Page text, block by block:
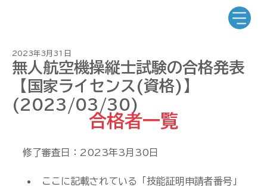
無人航空機操縦士試験の合格発表
【国家ライセンス(資格)】
(2023/03/30)
2023年3月31日
合格者一覧
修了審査日：2023年3月30日
ここに記載されている「技能証明申請者番号」